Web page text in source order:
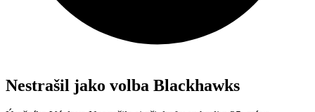
Nestrašil jako volba Blackhawks